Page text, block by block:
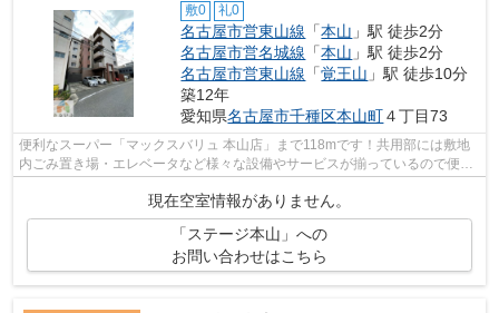
敷0 礼0
名古屋市営東山線 「本山 」駅 徒歩2分
名古屋市営名城線 「本山 」駅 徒歩2分
名古屋市営東山線 「覚王山 」駅 徒歩10分
築12年
愛知県名古屋市千種区本山町４丁目73
便利なスーパー「マックスバリュ 本山店」まで118mです！共用部には敷地
内ごみ置き場・エレベータなど様々な設備やサービスが揃っているので便利
現在空室情報がありません。
「ステージ本山」への
お問い合わせはこちら